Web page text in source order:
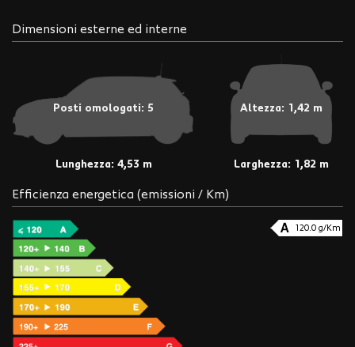
Dimensioni esterne ed interne
Posti omologati: 5
Lunghezza: 4,53 m
Altezza: 1,42 m
Larghezza: 1,82 m
Efficienza energetica (emissioni / Km)
120.0 g/Km